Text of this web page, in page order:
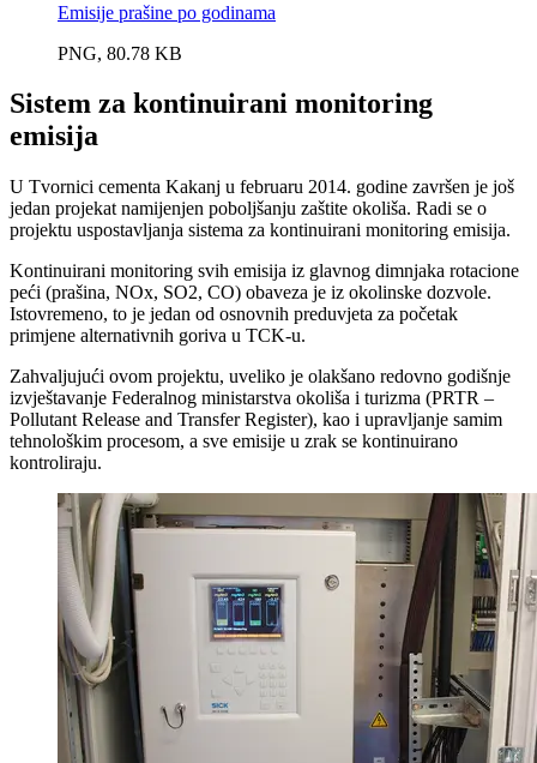
Emisije prašine po godinama
PNG, 80.78 KB
Sistem za kontinuirani monitoring
emisija
U Tvornici cementa Kakanj u februaru 2014. godine završen je još
jedan projekat namijenjen poboljšanju zaštite okoliša. Radi se o
projektu uspostavljanja sistema za kontinuirani monitoring emisija.
Kontinuirani monitoring svih emisija iz glavnog dimnjaka rotacione
peći (prašina, NOx, SO2, CO) obaveza je iz okolinske dozvole.
Istovremeno, to je jedan od osnovnih preduvjeta za početak
primjene alternativnih goriva u TCK-u.
Zahvaljujući ovom projektu, uveliko je olakšano redovno godišnje
izvještavanje Federalnog ministarstva okoliša i turizma (PRTR –
Pollutant Release and Transfer Register), kao i upravljanje samim
tehnološkim procesom, a sve emisije u zrak se kontinuirano
kontroliraju.